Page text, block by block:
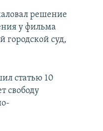
решение
у фильма
городской суд,
статью 10
свободу